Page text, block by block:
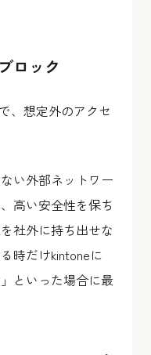
ロック
、想定外のアクセ
い外部ネットワー
高い安全性を保ち
社外に持ち出せな
時だけkintoneに
といった場合に最